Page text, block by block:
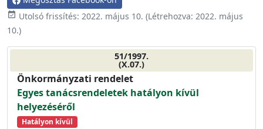
event_available Utolsó frissítés: 2022. május 10. (Létrehozva: 2022. május
10.)
51/1997.
(X.07.)
Önkormányzati rendelet
Egyes tanácsrendeletek hatályon kívül
helyezéséről
Hatályon kívül